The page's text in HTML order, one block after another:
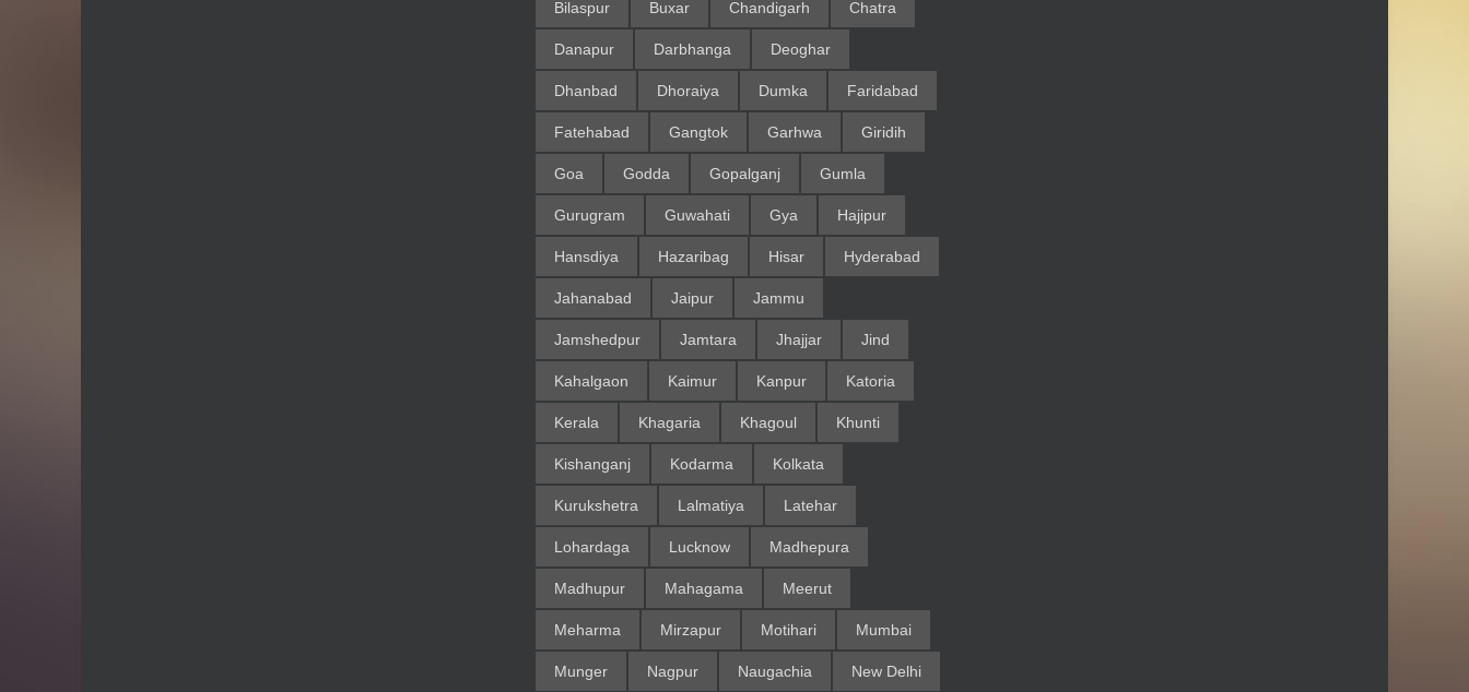
Bilaspur Buxar Chandigarh Chatra
Danapur Darbhanga Deoghar
Dhanbad Dhoraiya Dumka Faridabad
Fatehabad Gangtok Garhwa Giridih
Goa Godda Gopalganj Gumla
Gurugram Guwahati Gya Hajipur
Hansdiya Hazaribag Hisar Hyderabad
Jahanabad Jaipur Jammu
Jamshedpur Jamtara Jhajjar Jind
Kahalgaon Kaimur Kanpur Katoria
Kerala Khagaria Khagoul Khunti
Kishanganj Kodarma Kolkata
Kurukshetra Lalmatiya Latehar
Lohardaga Lucknow Madhepura
Madhupur Mahagama Meerut
Meharma Mirzapur Motihari Mumbai
Munger Nagpur Naugachia New Delhi